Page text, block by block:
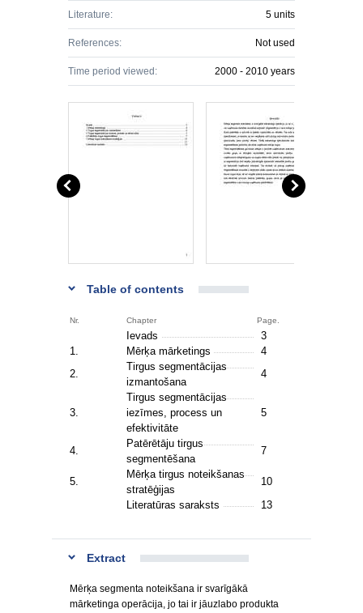
Literature: 5 units
References: Not used
Time period viewed: 2000 - 2010 years
Table of contents
Nr. Chapter Page.
Ievads
3
1.
Mērķa mārketings
4
2.
Tirgus segmentācijas
izmantošana
4
3.
Tirgus segmentācijas
iezīmes, process un
efektivitāte
5
4.
Patērētāju tirgus
segmentēšana
7
5.
Mērķa tirgus noteikšanas
stratēģijas
10
Literatūras saraksts
13
Extract
Mērķa segmenta noteikšana ir svarīgākā
mārketinga operācija, jo tai ir jāuzlabo produkta